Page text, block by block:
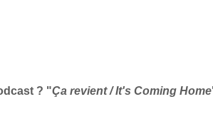
? "Ça revient / It's Coming Home